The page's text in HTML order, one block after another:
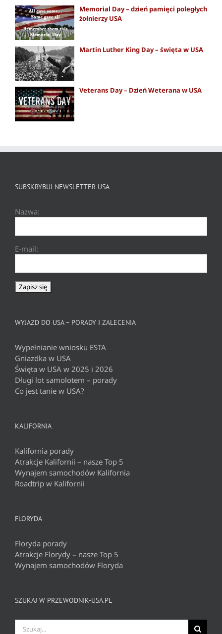
Memorial Day – dzień pamięci poległych
żołnierzy USA
Martin Luther King Day – święta w USA
Veterans Day – Dzień Weterana w USA
SUBSKRYBUJ NEWSLETTER USA
Nazwa:
E-mail:
WYJAZD DO USA – PORADY I ZALECENIA
Wypełnianie wniosku ESTA
Gniazdka w USA
Święta w USA w 2025 i 2026
Długi lot samolotem – porady
Co jest tanie w USA?
KALIFORNIA
Kalifornia porady
Atrakcje Kalifornii – nasze Top 5
Wynajem samochodów Kalifornia
Roadtrip w Kalifornii
FLORYDA
Floryda porady
Atrakcje Florydy – nasze Top 5
Wynajem samochodów Floryda
SZUKAJ W PRZEWODNIK-USA.PL
Szukaj